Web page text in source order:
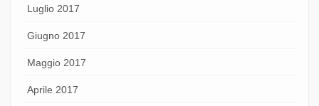
Luglio 2017
Giugno 2017
Maggio 2017
Aprile 2017